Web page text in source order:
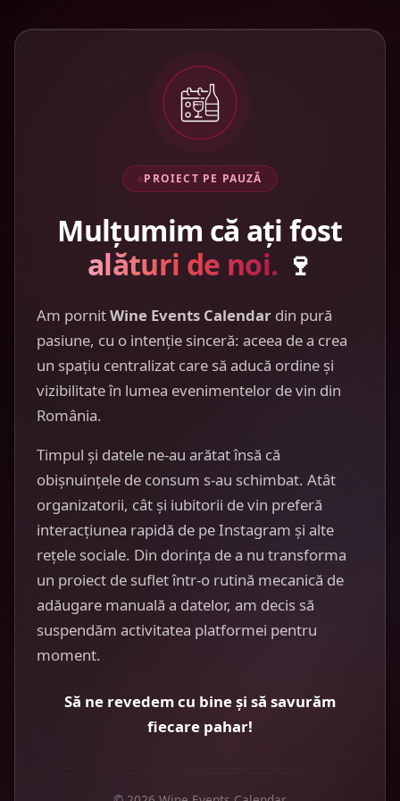
PROIECT PE PAUZĂ
Mulțumim că ați fost
alături de noi. 🍷
Am pornitWine Events Calendar din pură
pasiune, cu o intenție sinceră: aceea de a crea
un spațiu centralizat care să aducă ordine și
vizibilitate în lumea evenimentelor de vin din
România.
Timpul și datele ne-au arătat însă că
obișnuințele de consum s-au schimbat. Atât
organizatorii, cât și iubitorii de vin preferă
interacțiunea rapidă de pe Instagram și alte
rețele sociale. Din dorința de a nu transforma
un proiect de suflet într-o rutină mecanică de
adăugare manuală a datelor, am decis să
suspendăm activitatea platformei pentru
moment.
Să ne revedem cu bine și să savurăm
fiecare pahar!